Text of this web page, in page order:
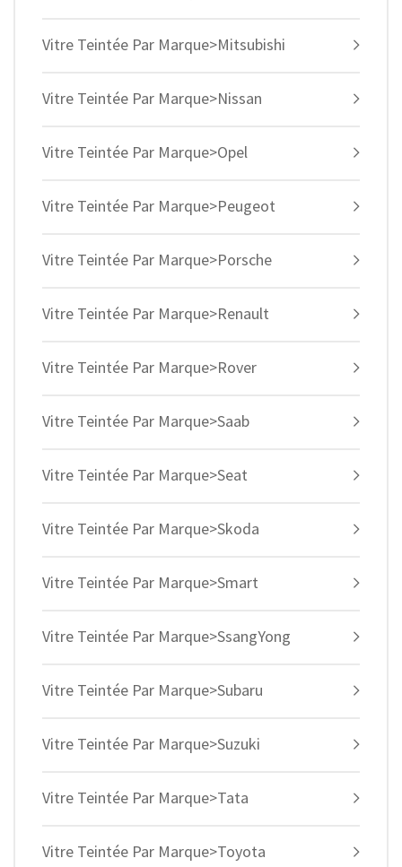
Vitre Teintée Par Marque>Mitsubishi
Vitre Teintée Par Marque>Nissan
Vitre Teintée Par Marque>Opel
Vitre Teintée Par Marque>Peugeot
Vitre Teintée Par Marque>Porsche
Vitre Teintée Par Marque>Renault
Vitre Teintée Par Marque>Rover
Vitre Teintée Par Marque>Saab
Vitre Teintée Par Marque>Seat
Vitre Teintée Par Marque>Skoda
Vitre Teintée Par Marque>Smart
Vitre Teintée Par Marque>SsangYong
Vitre Teintée Par Marque>Subaru
Vitre Teintée Par Marque>Suzuki
Vitre Teintée Par Marque>Tata
Vitre Teintée Par Marque>Toyota